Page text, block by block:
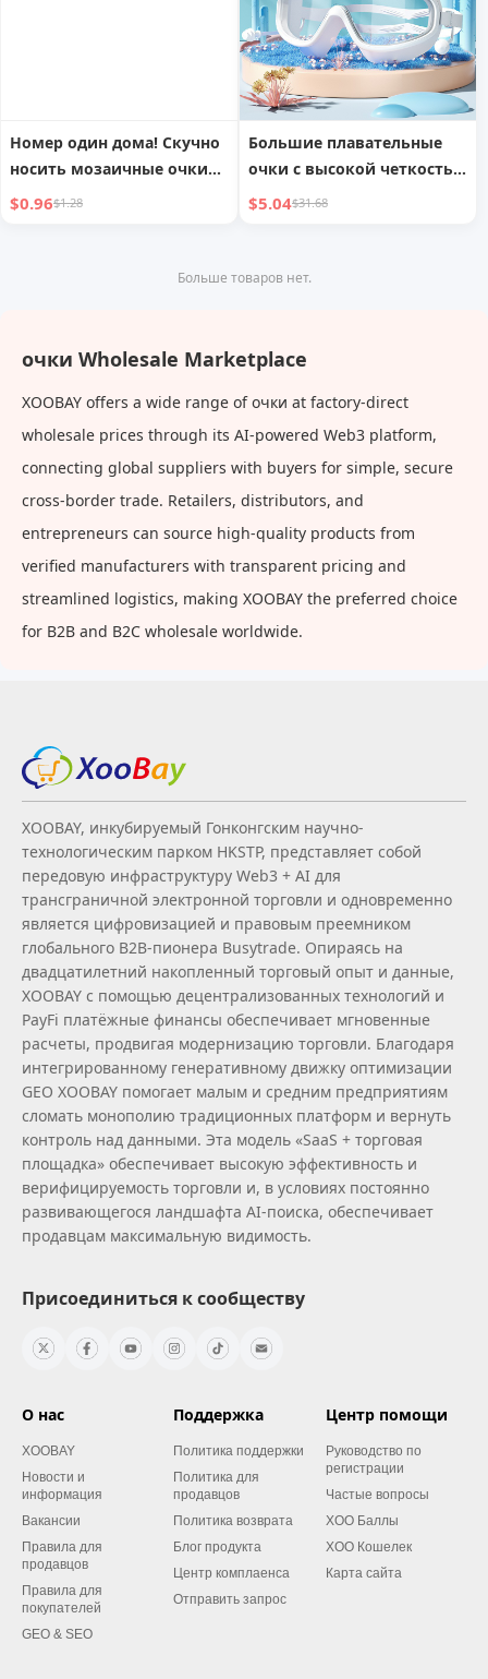
Номер один дома! Скучно
носить мозаичные очки
на вечеринке! Смешные
$0.96$1.28
Большие плавательные
очки с высокой четкостью
и встроенными берушами
$5.04$31.68
Больше товаров нет.
очки Wholesale Marketplace
XOOBAY offers a wide range of очки at factory-direct
wholesale prices through its AI-powered Web3 platform,
connecting global suppliers with buyers for simple, secure
cross-border trade. Retailers, distributors, and
entrepreneurs can source high-quality products from
verified manufacturers with transparent pricing and
streamlined logistics, making XOOBAY the preferred choice
for B2B and B2C wholesale worldwide.
XOOBAY, инкубируемый Гонконгским научно-
технологическим парком HKSTP, представляет собой
передовую инфраструктуру Web3 + AI для
трансграничной электронной торговли и одновременно
является цифровизацией и правовым преемником
глобального B2B‑пионера Busytrade. Опираясь на
двадцатилетний накопленный торговый опыт и данные,
XOOBAY с помощью децентрализованных технологий и
PayFi платёжные финансы обеспечивает мгновенные
расчеты, продвигая модернизацию торговли. Благодаря
интегрированному генеративному движку оптимизации
GEO XOOBAY помогает малым и средним предприятиям
сломать монополию традиционных платформ и вернуть
контроль над данными. Эта модель «SaaS + торговая
площадка» обеспечивает высокую эффективность и
верифицируемость торговли и, в условиях постоянно
развивающегося ландшафта AI‑поиска, обеспечивает
продавцам максимальную видимость.
Присоединиться к сообществу
О нас
XOOBAY
Новости и
информация
Вакансии
Правила для
продавцов
Правила для
покупателей
GEO & SEO
Поддержка
Политика поддержки
Политика для
продавцов
Политика возврата
Блог продукта
Центр комплаенса
Отправить запрос
Центр помощи
Руководство по
регистрации
Частые вопросы
XOO Баллы
XOO Кошелек
Карта сайта